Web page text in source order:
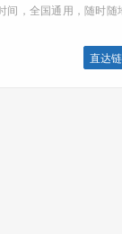
间，全国通用，随时随
直达